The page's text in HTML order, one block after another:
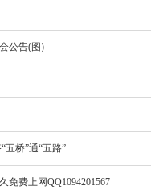
公告(图)
五桥”通“五路”
免费上网QQ1094201567